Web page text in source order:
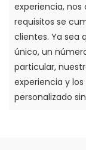
experiencia,
requisitos se
clientes. Ya sea
único, un
particular,
experiencia y
personalizado